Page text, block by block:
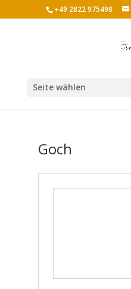
+49 2822 975498
Seite wählen
Goch